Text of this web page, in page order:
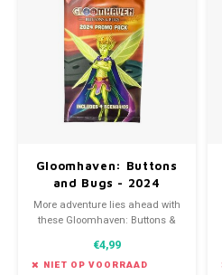
Gloomhaven: Buttons
and Bugs - 2024
Promo Pack
More adventure lies ahead with
these Gloomhaven: Buttons &
€4,99
NIET OP VOORRAAD